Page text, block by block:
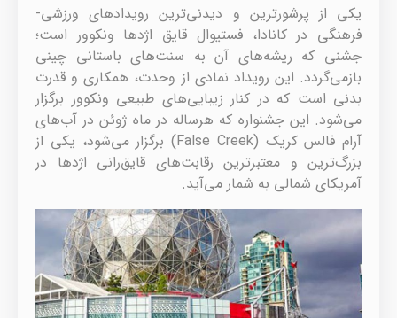
یکی از پرشورترین و دیدنی‌ترین رویدادهای ورزشی-
فرهنگی در کانادا، فستیوال قایق اژدها ونکوور است؛
جشنی که ریشه‌های آن به سنت‌های باستانی چینی
بازمی‌گردد. این رویداد نمادی از وحدت، همکاری و قدرت
بدنی است که در کنار زیبایی‌های طبیعی ونکوور برگزار
می‌شود. این جشنواره که هرساله در ماه ژوئن در آب‌های
آرام فالس کریک (False Creek) برگزار می‌شود، یکی از
بزرگ‌ترین و معتبرترین رقابت‌های قایق‌رانی اژدها در
آمریکای شمالی به شمار می‌آید.